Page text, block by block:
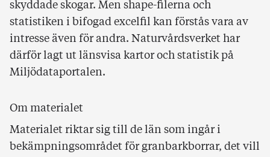
skyddade skogar. Men shape-filerna och
statistiken i bifogad excelfil kan förstås vara av
intresse även för andra. Naturvårdsverket har
därför lagt ut länsvisa kartor och statistik på
Miljödataportalen.
Om materialet
Materialet riktar sig till de län som ingår i
bekämpningsområdet för granbarkborrar, det vill